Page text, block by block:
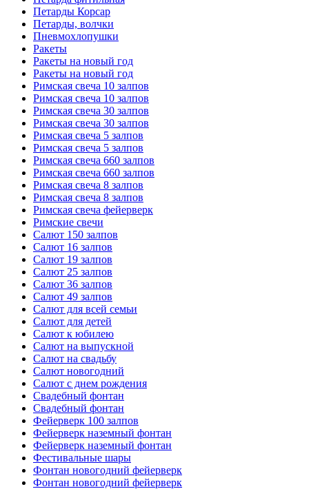
Петарды Корсар
Петарды, волчки
Пневмохлопушки
Ракеты
Ракеты на новый год
Ракеты на новый год
Римская свеча 10 залпов
Римская свеча 10 залпов
Римская свеча 30 залпов
Римская свеча 30 залпов
Римская свеча 5 залпов
Римская свеча 5 залпов
Римская свеча 660 залпов
Римская свеча 660 залпов
Римская свеча 8 залпов
Римская свеча 8 залпов
Римская свеча фейерверк
Римские свечи
Салют 150 залпов
Салют 16 залпов
Салют 19 залпов
Салют 25 залпов
Салют 36 залпов
Салют 49 залпов
Салют для всей семьи
Салют для детей
Салют к юбилею
Салют на выпускной
Салют на свадьбу
Салют новогодний
Салют с днем рождения
Свадебный фонтан
Свадебный фонтан
Фейерверк 100 залпов
Фейерверк наземный фонтан
Фейерверк наземный фонтан
Фестивальные шары
Фонтан новогодний фейерверк
Фонтан новогодний фейерверк